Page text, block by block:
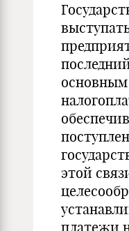
основным
этой
платежи